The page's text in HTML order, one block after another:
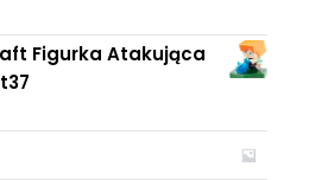
Figurka Atakująca